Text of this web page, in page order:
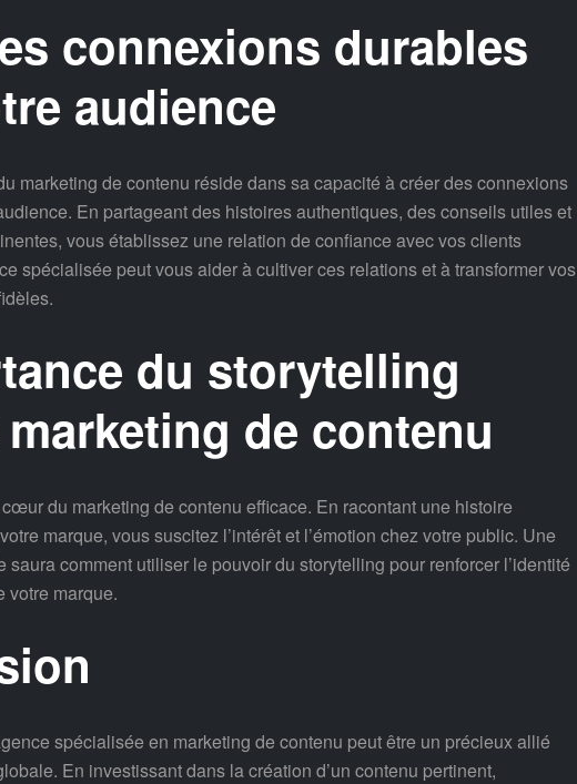
connexions durables
audience
marketing de contenu réside dans sa capacité à créer des connexions
En partageant des histoires authentiques, des conseils utiles et
vous établissez une relation de confiance avec vos clients
spécialisée peut vous aider à cultiver ces relations et à transformer vos
du storytelling
de contenu
du marketing de contenu efficace. En racontant une histoire
marque, vous suscitez l’intérêt et l’émotion chez votre public. Une
saura comment utiliser le pouvoir du storytelling pour renforcer l’identité
votre marque.
spécialisée en marketing de contenu peut être un précieux allié
En investissant dans la création d’un contenu pertinent,